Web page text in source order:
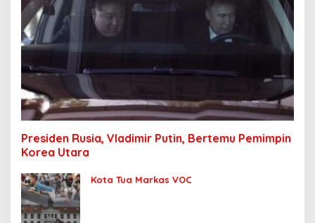
Presiden Rusia, Vladimir Putin, Bertemu Pemimpin
Korea Utara
Kota Tua Markas VOC